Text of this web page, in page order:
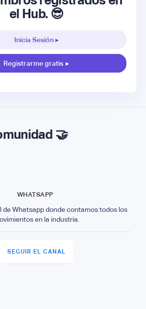
el Hub. 😎
Inicia Sesión ▸
Registrarme gratis ▸
🤝
WHATSAPP
de Whatsapp donde contamos todos los
en la industria.
SEGUIR EL CANAL